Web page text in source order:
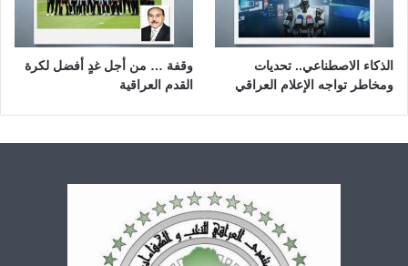
الذكاء الاصطناعي.. تحديات
ومخاطر تواجه الإعلام العراقي
وقفة … من أجل غدٍ أفضل لكرة
القدم العراقية